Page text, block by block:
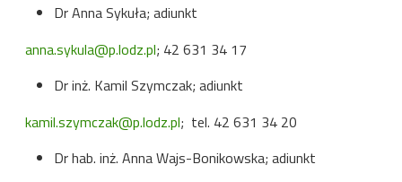
Dr Anna Sykuła; adiunkt
anna.sykula@p.lodz.pl; 42 631 34 17
Dr inż. Kamil Szymczak; adiunkt
kamil.szymczak@p.lodz.pl; tel. 42 631 34 20
Dr hab. inż. Anna Wajs-Bonikowska; adiunkt